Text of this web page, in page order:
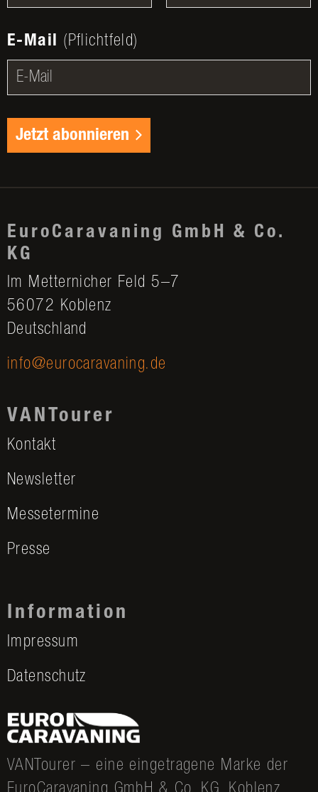
E-Mail (Pflichtfeld)
Jetzt abonnieren
EuroCaravaning GmbH & Co.
KG
Im Metternicher Feld 5–7
56072 Koblenz
Deutschland
info@eurocaravaning.de
VANTourer
Kontakt
Newsletter
Messetermine
Presse
Information
Impressum
Datenschutz
VANTourer – eine eingetragene Marke der